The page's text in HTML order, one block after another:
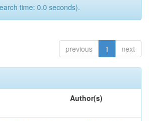
time: 0.0 seconds).
previous 1 next
Author(s)